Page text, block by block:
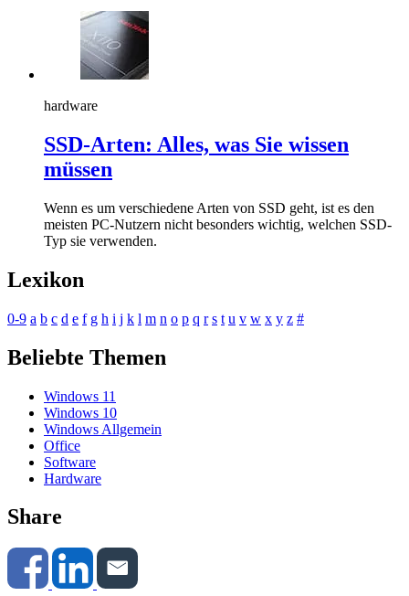
hardware
SSD-Arten: Alles, was Sie wissen
müssen
Wenn es um verschiedene Arten von SSD geht, ist es den
meisten PC-Nutzern nicht besonders wichtig, welchen SSD-
Typ sie verwenden.
Lexikon
0-9 a b c d e f g h i j k l m n o p q r s t u v w x y z #
Beliebte Themen
Windows 11
Windows 10
Windows Allgemein
Office
Software
Hardware
Share